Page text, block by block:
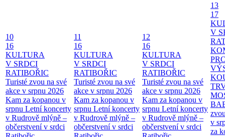
10
16
KULTURA
V SRDCI
RATIBOŘIC
Turisté zvou na své
akce v srpnu 2026
Kam za kopanou v
srpnu Letní koncerty
v Rudrově mlýně –
občerstvení v srdci
11
16
KULTURA
V SRDCI
RATIBOŘIC
Turisté zvou na své
akce v srpnu 2026
Kam za kopanou v
srpnu Letní koncerty
v Rudrově mlýně –
občerstvení v srdci
12
16
KULTURA
V SRDCI
RATIBOŘIC
Turisté zvou na své
akce v srpnu 2026
Kam za kopanou v
srpnu Letní koncerty
v Rudrově mlýně –
občerstvení v srdci
13
17
V
v
za